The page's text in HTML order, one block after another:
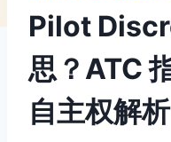
Pilot
思？ATC
自主权解析